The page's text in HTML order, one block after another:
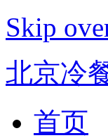
Skip
北京冷
首页